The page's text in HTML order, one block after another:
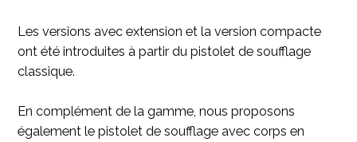
Les versions avec extension et la version compacte
ont été introduites à partir du pistolet de soufflage
classique.
En complément de la gamme, nous proposons
également le pistolet de soufflage avec corps en